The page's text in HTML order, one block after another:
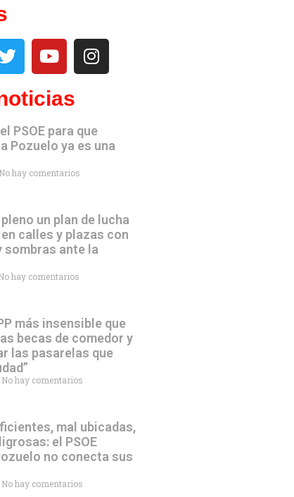
PSOE para que
Pozuelo ya es una
hay comentarios
pleno un plan de lucha
calles y plazas con
sombras ante la
hay comentarios
más insensible que
becas de comedor y
las pasarelas que
hay comentarios
mal ubicadas,
el PSOE
no conecta sus
hay comentarios